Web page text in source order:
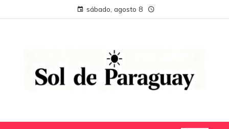
sábado, agosto 8